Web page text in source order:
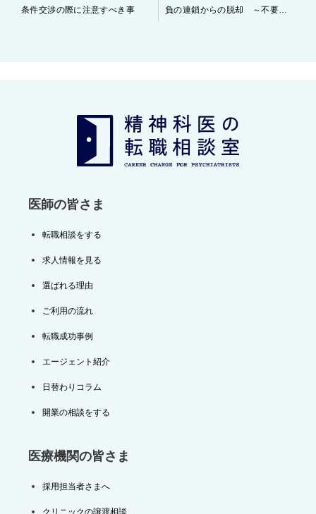
条件交渉の際に注意すべき事 負の連鎖からの脱却 ～不要な転職を繰り返さないために～
医師の皆さま
転職相談をする
求人情報を見る
選ばれる理由
ご利用の流れ
転職成功事例
エージェント紹介
日替わりコラム
開業の相談をする
医療機関の皆さま
採用担当者さまへ